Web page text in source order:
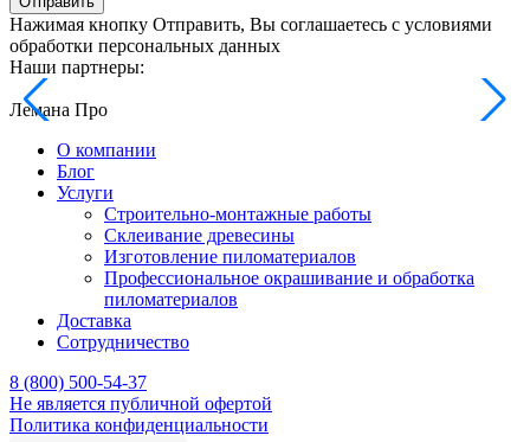
Нажимая кнопку Отправить, Вы соглашаетесь с условиями
обработки персональных данных
Наши партнеры:
Лемана Про
О компании
Блог
Услуги
Строительно-монтажные работы
Склеивание древесины
Изготовление пиломатериалов
Профессиональное окрашивание и обработка
пиломатериалов
Доставка
Сотрудничество
8 (800) 500-54-37
Не является публичной офертой
Политика конфиденциальности